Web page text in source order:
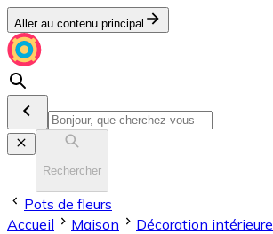
Aller au contenu principal
Rechercher
Pots de fleurs
Accueil
Maison Décoration intérieure